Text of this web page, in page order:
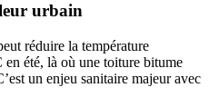
urbain
réduire la température
en été, là où une toiture bitume
un enjeu sanitaire majeur avec